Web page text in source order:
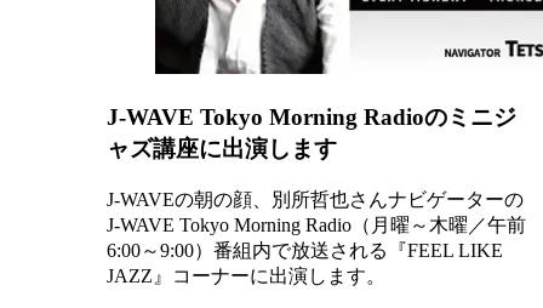
J-WAVE Tokyo Morning Radioのミニジ
ャズ講座に出演します
J-WAVEの朝の顔、別所哲也さんナビゲーターの
J-WAVE Tokyo Morning Radio（月曜～木曜／午前
6:00～9:00）番組内で放送される『FEEL LIKE
JAZZ』コーナーに出演します。